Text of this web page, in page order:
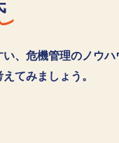
、危機管理のノウ
てみましょう。